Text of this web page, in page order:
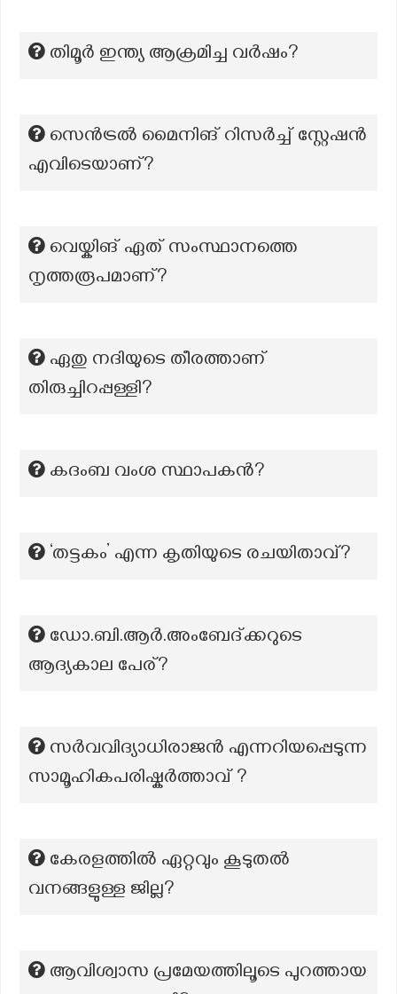
തിമൂർ ഇന്ത്യ ആക്രമിച്ച വർഷം?
സെൻട്രൽ മൈനിങ് റിസർച്ച് സ്റ്റേഷൻ
എവിടെയാണ്?
വെയ്കിങ് ഏത് സംസ്ഥാനത്തെ
നൃത്തരൂപമാണ്?
ഏതു നദിയുടെ തീരത്താണ്
തിരുച്ചിറപ്പള്ളി?
കദംബ വംശ സ്ഥാപകൻ?
‘തട്ടകം’ എന്ന കൃതിയുടെ രചയിതാവ്?
ഡോ.ബി.ആർ.അംബേദ്ക്കറുടെ
ആദ്യകാല പേര്?
സർവവിദ്യാധിരാജൻ എന്നറിയപ്പെടുന്ന
സാമൂഹികപരിഷ്കർത്താവ് ?
കേരളത്തില്‍ ഏറ്റവും കൂടുതല്‍
വനങ്ങളുള്ള ജില്ല?
ആവിശ്വാസ പ്രമേയത്തിലൂടെ പുറത്തായ